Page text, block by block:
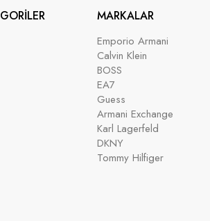
MARKALAR
Emporio Armani
Calvin Klein
BOSS
EA7
Guess
Armani Exchange
Karl Lagerfeld
DKNY
Tommy Hilfiger